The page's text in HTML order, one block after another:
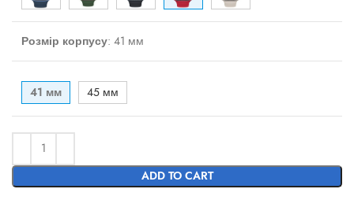
Розмір корпусу: 41 мм
41 мм 45 мм
ADD TO CART